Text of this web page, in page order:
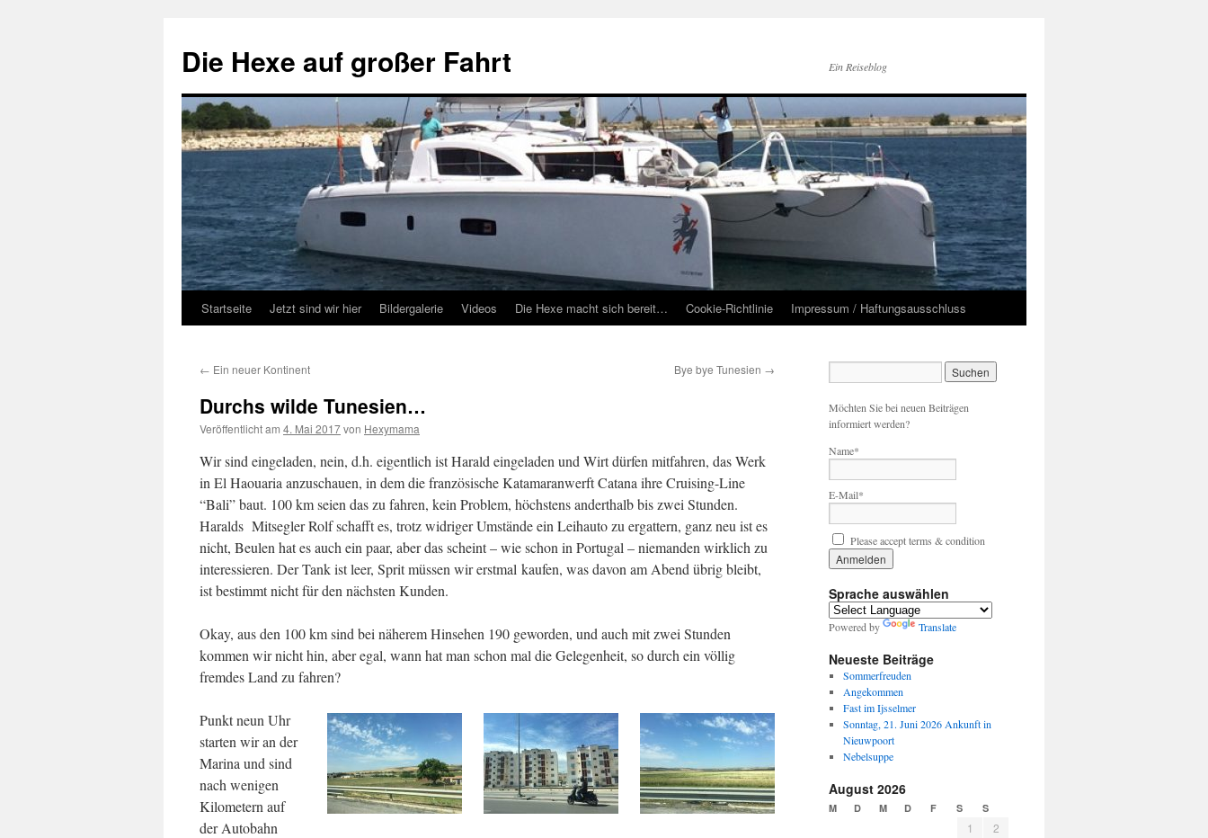
springen
Die Hexe auf großer Fahrt Ein Reiseblog
Startseite Jetzt sind wir hier Bildergalerie Videos Die Hexe macht sich bereit… Cookie-Richtlinie Impressum / Haftungsausschluss
← Ein neuer Kontinent Bye bye Tunesien →
Durchs wilde Tunesien…
Veröffentlicht am 4. Mai 2017von Hexymama
Wir sind eingeladen, nein, d.h. eigentlich ist Harald eingeladen und Wirt dürfen mitfahren, das Werk
in El Haouaria anzuschauen, in dem die französische Katamaranwerft Catana ihre Cruising-Line
“Bali” baut. 100 km seien das zu fahren, kein Problem, höchstens anderthalb bis zwei Stunden.
Haralds Mitsegler Rolf schafft es, trotz widriger Umstände ein Leihauto zu ergattern, ganz neu ist es
nicht, Beulen hat es auch ein paar, aber das scheint – wie schon in Portugal – niemanden wirklich zu
interessieren. Der Tank ist leer, Sprit müssen wir erstmal kaufen, was davon am Abend übrig bleibt,
ist bestimmt nicht für den nächsten Kunden.
Okay, aus den 100 km sind bei näherem Hinsehen 190 geworden, und auch mit zwei Stunden
kommen wir nicht hin, aber egal, wann hat man schon mal die Gelegenheit, so durch ein völlig
fremdes Land zu fahren?
Punkt neun Uhr
starten wir an der
Marina und sind
nach wenigen
Kilometern auf
der Autobahn
Möchten Sie bei neuen Beiträgen
informiert werden?
Name*
E-Mail*
Please accept terms & condition
Sprache auswählen
Powered by Translate
Neueste Beiträge
Sommerfreuden
Angekommen
Fast im Ijsselmer
Sonntag, 21. Juni 2026 Ankunft in
Nieuwpoort
Nebelsuppe
August 2026
M D M D F S S
1
2